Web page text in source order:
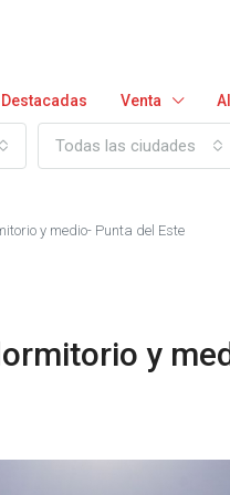
Destacadas Venta
Todas las ciudades
y medio- Punta del Este
y